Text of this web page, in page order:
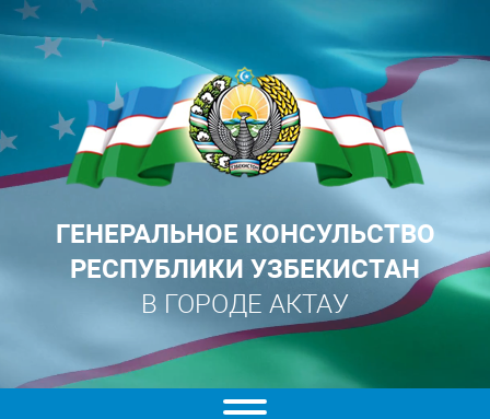
ГЕНЕРАЛЬНОЕ КОНСУЛЬСТВО
РЕСПУБЛИКИ УЗБЕКИСТАН
В ГОРОДЕ АКТАУ